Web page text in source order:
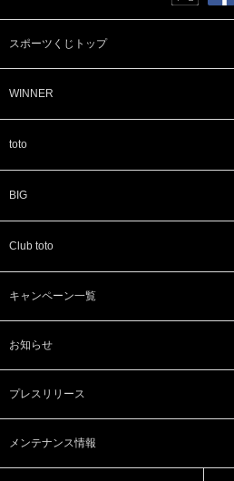
スポーツくじトップ
WINNER
toto
BIG
Club toto
キャンペーン一覧
お知らせ
プレスリリース
メンテナンス情報